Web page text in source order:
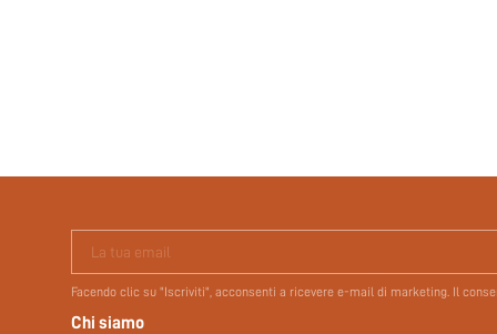
La tua email
Facendo clic su "Iscriviti", acconsenti a ricevere e-mail di marketing. Il
Chi siamo